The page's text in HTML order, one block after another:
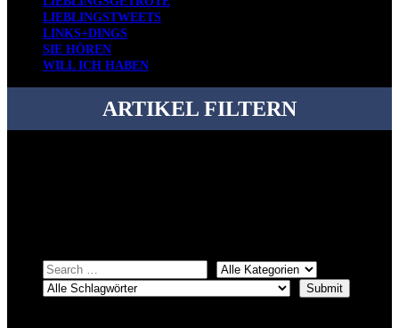
LIEBLINGSTWEETS
LINKS+DINGS
SIE HÖREN
WILL ICH HABEN
ARTIKEL FILTERN